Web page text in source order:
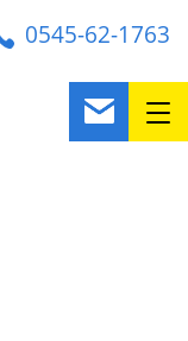
0545-62-1763